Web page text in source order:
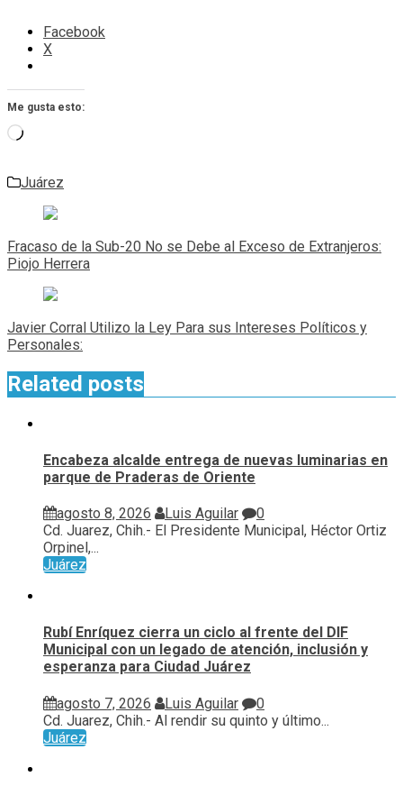
Facebook
X
Me gusta esto:
Cargando...
Juárez
Navegación
de
entradas
Fracaso de la Sub-20 No se Debe al Exceso de Extranjeros:
Piojo Herrera
Javier Corral Utilizo la Ley Para sus Intereses Políticos y
Personales:
Related posts
Encabeza alcalde entrega de nuevas luminarias en
parque de Praderas de Oriente
agosto 8, 2026 Luis Aguilar
0
Cd. Juarez, Chih.- El Presidente Municipal, Héctor Ortiz
Orpinel,...
Juárez
Rubí Enríquez cierra un ciclo al frente del DIF
Municipal con un legado de atención, inclusión y
esperanza para Ciudad Juárez
agosto 7, 2026 Luis Aguilar
0
Cd. Juarez, Chih.- Al rendir su quinto y último...
Juárez